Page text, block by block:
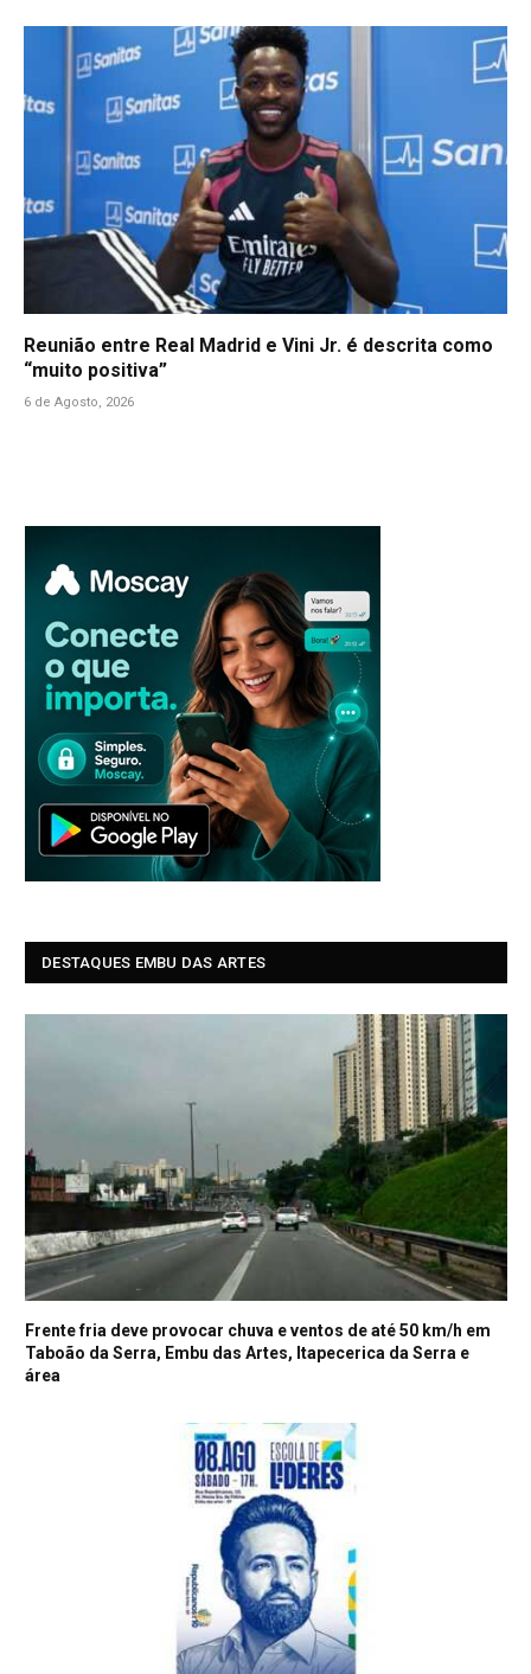
Reunião entre Real Madrid e Vini Jr. é descrita como
“muito positiva”
6 de Agosto, 2026
DESTAQUES EMBU DAS ARTES
Frente fria deve provocar chuva e ventos de até 50 km/h em
Taboão da Serra, Embu das Artes, Itapecerica da Serra e
área